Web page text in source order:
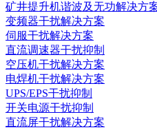
矿井提升机谐波及无功解决方
变频器干扰解决方案
伺服干扰解决方案
直流调速器干扰抑制
空压机干扰解决方案
电焊机干扰解决方案
UPS/EPS干扰抑制
开关电源干扰抑制
直流屏干扰解决方案